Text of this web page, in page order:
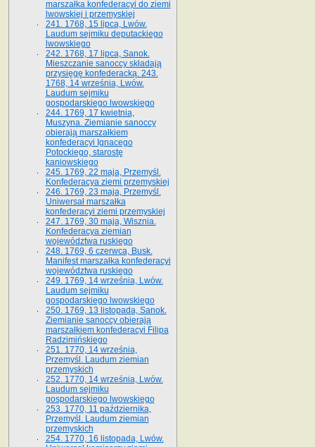
marszałka konfederacyi do ziemi
lwowskiej i przemyskiej
241. 1768, 15 lipca, Lwów.
Laudum sejmiku deputackiego
lwowskiego
242. 1768, 17 lipca, Sanok.
Mieszczanie sanoccy składają
przysięgę konfederacką. 243.
1768, 14 września, Lwów.
Laudum sejmiku
gospodarskiego lwowskiego
244. 1769, 17 kwietnia,
Muszyna. Ziemianie sanoccy
obierają marszałkiem
konfederacyi Ignacego
Potockiego, starostę
kaniowskiego
245. 1769, 22 maja, Przemyśl.
Konfederacya ziemi przemyskiej
246. 1769, 23 maja, Przemyśl.
Uniwersał marszałka
konfederacyi ziemi przemyskiej
247. 1769, 30 maja, Wisznia.
Konfederacya ziemian
województwa ruskiego
248. 1769, 6 czerwca, Busk.
Manifest marszałka konfederacyi
województwa ruskiego
249. 1769, 14 września, Lwów.
Laudum sejmiku
gospodarskiego lwowskiego
250. 1769, 13 listopada, Sanok.
Ziemianie sanoccy obierają
marszałkiem konfederacyi Filipa
Radzimińskiego
251. 1770, 14 września,
Przemyśl. Laudum ziemian
przemyskich
252. 1770, 14 września, Lwów.
Laudum sejmiku
gospodarskiego lwowskiego
253. 1770, 11 października,
Przemyśl. Laudum ziemian
przemyskich
254. 1770, 16 listopada, Lwów.